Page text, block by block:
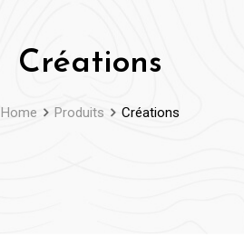
Créations
Home Produits Créations